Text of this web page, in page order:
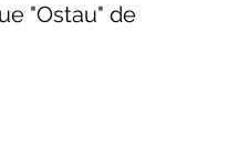
"Ostau" de